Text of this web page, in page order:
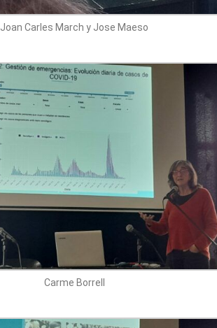
Joan Carles March y Jose Maeso
Carme Borrell